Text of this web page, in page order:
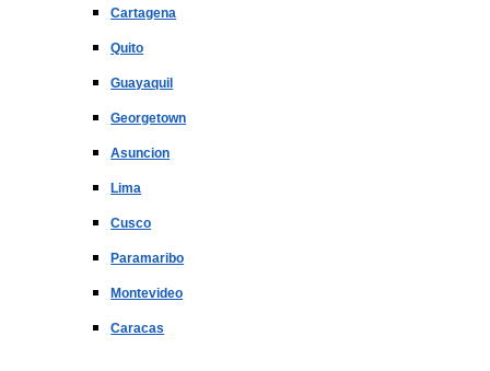
Cartagena
Quito
Guayaquil
Georgetown
Asuncion
Lima
Cusco
Paramaribo
Montevideo
Caracas